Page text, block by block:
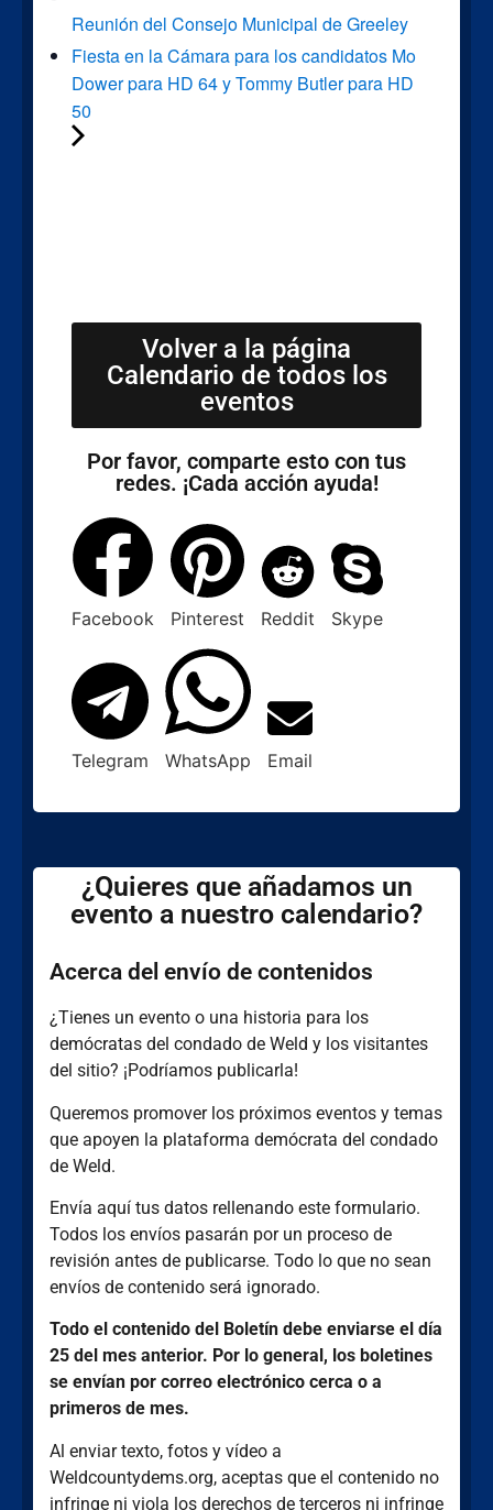
Reunión del Consejo Municipal de Greeley
Fiesta en la Cámara para los candidatos Mo
Dower para HD 64 y Tommy Butler para HD
50
Volver a la página
Calendario de todos los
eventos
Por favor, comparte esto con tus
redes. ¡Cada acción ayuda!
Facebook Pinterest Reddit Skype
Telegram WhatsApp Email
¿Quieres que añadamos un
evento a nuestro calendario?
Acerca del envío de contenidos
¿Tienes un evento o una historia para los
demócratas del condado de Weld y los visitantes
del sitio? ¡Podríamos publicarla!
Queremos promover los próximos eventos y temas
que apoyen la plataforma demócrata del condado
de Weld.
Envía aquí tus datos rellenando este formulario.
Todos los envíos pasarán por un proceso de
revisión antes de publicarse. Todo lo que no sean
envíos de contenido será ignorado.
Todo el contenido del Boletín debe enviarse el día
25 del mes anterior. Por lo general, los boletines
se envían por correo electrónico cerca o a
primeros de mes.
Al enviar texto, fotos y vídeo a
Weldcountydems.org, aceptas que el contenido no
infringe ni viola los derechos de terceros ni infringe